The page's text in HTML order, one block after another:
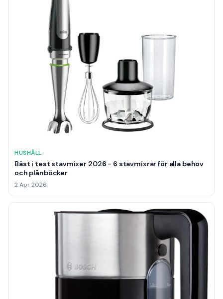
HUSHÅLL
Bäst i test stavmixer 2026 - 6 stavmixrar för alla behov
och plånböcker
2 Apr 2026